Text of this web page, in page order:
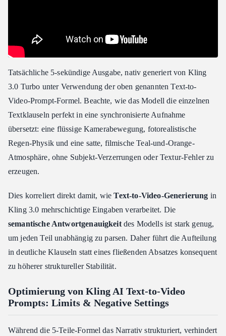
Tatsächliche 5-sekündige Ausgabe, nativ generiert von Kling
3.0 Turbo unter Verwendung der oben genannten Text-to-
Video-Prompt-Formel. Beachte, wie das Modell die einzelnen
Textklauseln perfekt in eine synchronisierte Aufnahme
übersetzt: eine flüssige Kamerabewegung, fotorealistische
Regen-Physik und eine satte, filmische Teal-und-Orange-
Atmosphäre, ohne Subjekt-Verzerrungen oder Textur-Fehler zu
erzeugen.
Dies korreliert direkt damit, wieText-to-Video-Generierung in
Kling 3.0 mehrschichtige Eingaben verarbeitet. Die
semantische Antwortgenauigkeitdes Modells ist stark genug,
um jeden Teil unabhängig zu parsen. Daher führt die Aufteilung
in deutliche Klauseln statt eines fließenden Absatzes konsequent
zu höherer struktureller Stabilität.
Optimierung von Kling AI Text-to-Video
Prompts: Limits & Negative Settings
Während die 5-Teile-Formel das Narrativ strukturiert, verhindert